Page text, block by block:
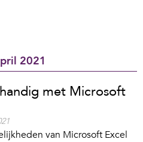
2021
met Microsoft
van Microsoft Excel